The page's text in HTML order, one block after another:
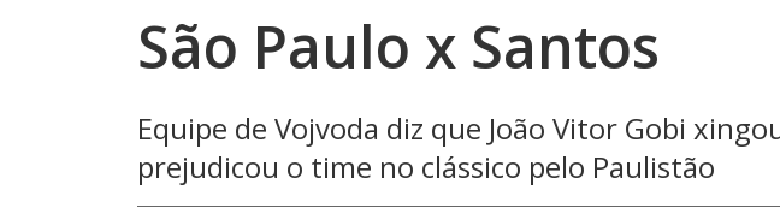
São Paulo x Santos
Equipe de Vojvoda diz que João Vitor Gobi
prejudicou o time no clássico pelo Paulistão